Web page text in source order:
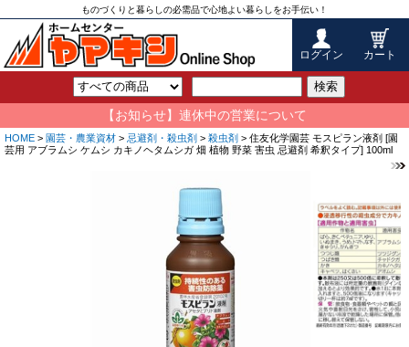
ものづくりと暮らしの必需品で心地よい暮らしをお手伝い！
ログイン カート
検索
【お知らせ】連休中の営業について
HOME > 園芸・農業資材 > 忌避剤・殺虫剤 > 殺虫剤 > 住友化学園芸 モスピラン液剤 [園
芸用 アブラムシ ケムシ カキノヘタムシガ 畑 植物 野菜 害虫 忌避剤 希釈タイプ] 100ml